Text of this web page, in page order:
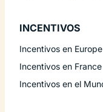
INCENTIVOS
Incentivos en Europe
Incentivos en France
Incentivos en el